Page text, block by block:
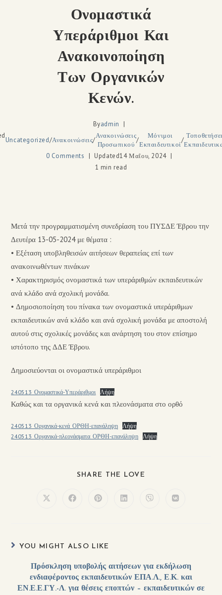
Ονομαστικά
Υπεράριθμοι Και
Ανακοινοποίηση
Των Οργανικών
Κενών.
Byadmin
Uncategorized/Ανακοινώσεις/
Ανακοινώσεις
Προσωπικού
/
Μόνιμοι
Εκπαιδευτικοί
/
0 Comments
Updated14 Μαΐου, 2024
1 min read
Μετά την προγραμματισμένη συνεδρίαση του ΠΥΣΔΕ Έβρου την
Δευτέρα 13-05-2024 με θέματα :
• Εξέταση υποβληθεισών αιτήσεων θεραπείας επί των
ανακοινωθέντων πινάκων
• Χαρακτηρισμός ονομαστικά των υπεράριθμών εκπαιδευτικών
ανά κλάδο ανά σχολική μονάδα.
• Δημοσιοποίηση του πίνακα των ονομαστικά υπεράριθμων
εκπαιδευτικών ανά κλάδο και ανά σχολική μονάδα με αποστολή
αυτού στις σχολικές μονάδες και ανάρτηση του στον επίσημο
ιστότοπο της ΔΔΕ Έβρου.
Δημοσιεύονται οι ονομαστικά υπεράριθμοι
240513_Ονομαστικά-Υπεράριθμοι Λήψη
Καθώς και τα οργανικά κενά και πλεονάσματα στο ορθό
240513_Οργανικά-κενά_ΟΡΘΗ-επανάληψη
Λήψη
240513_Οργανικά-πλεονάσματα_ΟΡΘΗ-επανάληψη
Λήψη
SHARE THE LOVE
YOU MIGHT ALSO LIKE
Πρόσκληση υποβολής αιτήσεων για εκδήλωση
ενδιαφέροντος εκπαιδευτικών ΕΠΑ.Λ., Ε.Κ. και
ΕΝ.Ε.Ε.ΓΥ.-Λ. για θέσεις εποπτών – εκπαιδευτικών σε